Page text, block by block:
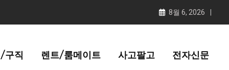
8월 6, 2026
구직 렌트/룸메이트 사고팔고 전자신문